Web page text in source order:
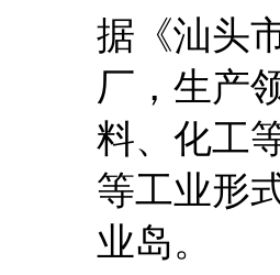
据《汕头
厂，生产
料、化工
等工业形
业岛。